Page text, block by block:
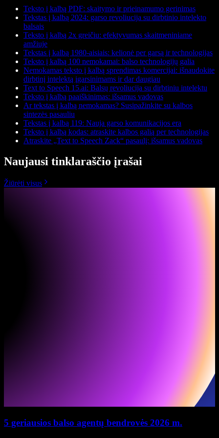
Teksto į kalbą PDF: skaitymo ir prieinamumo gerinimas
Tekstas į kalbą 2024: garso revoliucija su dirbtinio intelekto
balsais
Teksto į kalbą 2x greičiu: efektyvumas skaitmeniniame
amžiuje
Tekstas į kalbą 1980-aisiais: kelionė per garsą ir technologijas
Teksto į kalbą 100 nemokamai: balso technologijų galia
Nemokamas teksto į kalbą sprendimas komercijai: išnaudokite
dirbtinį intelektą įgarsinimams ir dar daugiau
Text to Speech 15.ai: Balsų revoliucija su dirbtiniu intelektu
Teksto į kalbą paaiškinimas: išsamus vadovas
Ar tekstas į kalbą nemokamas? Susipažinkite su kalbos
sintezės pasauliu
Tekstas į kalbą 119: Nauja garso komunikacijos era
Teksto į kalbą kodas: atraskite kalbos galią per technologijas
Atraskite „Text to Speech Zack“ pasaulį: išsamus vadovas
Naujausi tinklaraščio įrašai
Žiūrėti visus
5 geriausios balso agentų bendrovės 2026 m.